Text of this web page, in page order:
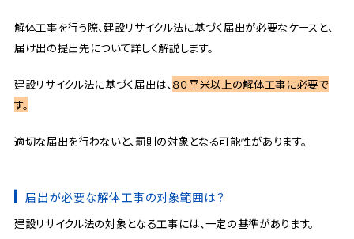
解体工事を行う際、建設リサイクル法に基づく届出が必要なケースと、
届け出の提出先について詳しく解説します。
建設リサイクル法に基づく届出は、 ８０平米以上の解体工事に必要で
す。
適切な届出を行わないと、罰則の対象となる可能性があります。
届出が必要な解体工事の対象範囲は？
建設リサイクル法の対象となる工事には、一定の基準があります。